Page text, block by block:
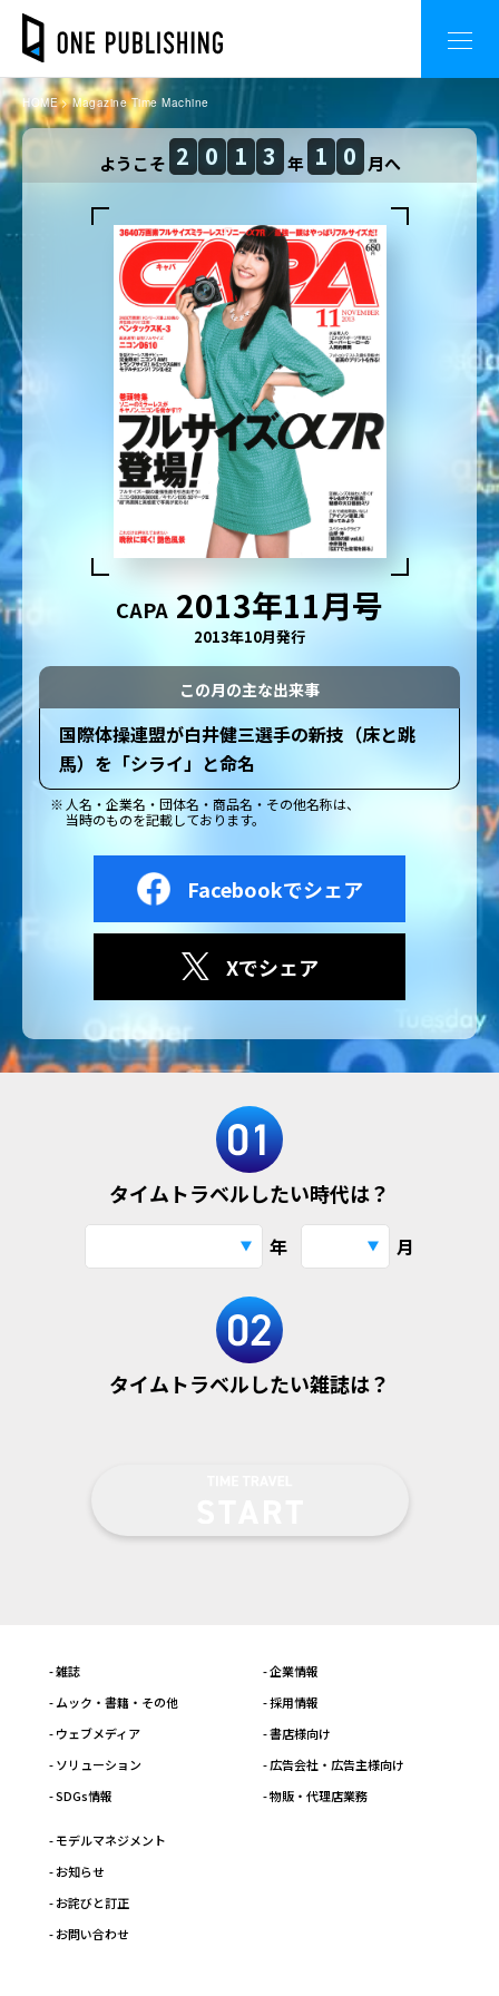
HOME Magazine Time Machine
ようこそ 2 0 1 3 年 1 0 月へ
CAPA 2013年11月号
2013年10月発行
この月の主な出来事
国際体操連盟が白井健三選手の新技（床と跳
馬）を「シライ」と命名
人名・企業名・団体名・商品名・その他名称は、
当時のものを記載しております。
Facebookでシェア
Xでシェア
タイムトラベルしたい時代は？
年 月
タイムトラベルしたい雑誌は？
- 雑誌
- ムック・書籍・その他
- ウェブメディア
- ソリューション
- SDGs情報
- 企業情報
- 採用情報
- 書店様向け
- 広告会社・広告主様向け
- 物販・代理店業務
- モデルマネジメント
- お知らせ
- お詫びと訂正
- お問い合わせ